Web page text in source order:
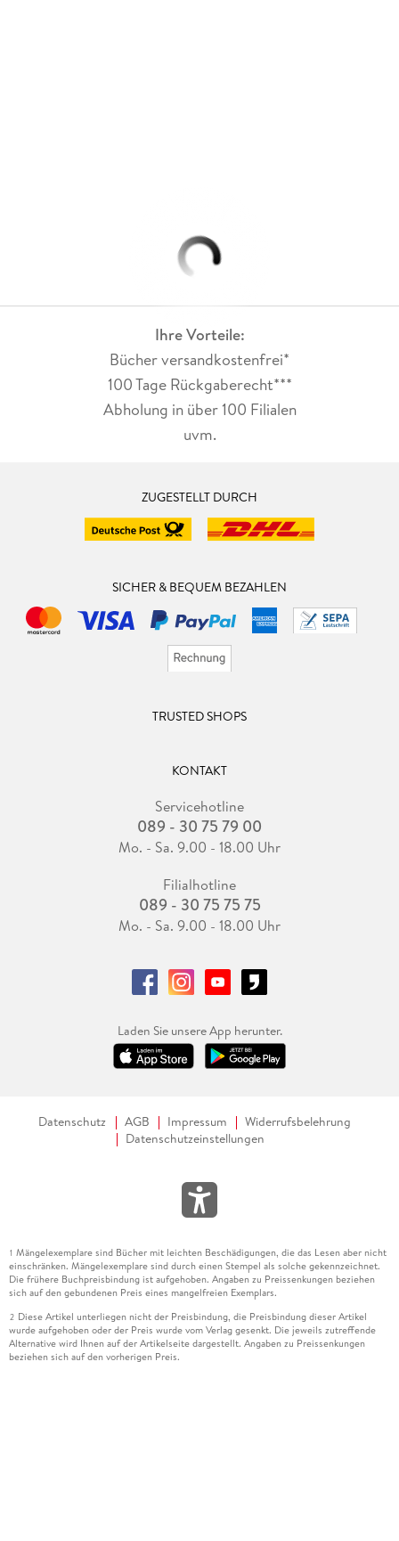
Ihre Vorteile:
Bücher versandkostenfrei*
100 Tage Rückgaberecht***
Abholung in über 100 Filialen
uvm.
ZUGESTELLT DURCH
SICHER & BEQUEM BEZAHLEN
TRUSTED SHOPS
KONTAKT
Servicehotline
089 - 30 75 79 00
Mo. - Sa. 9.00 - 18.00 Uhr
Filialhotline
089 - 30 75 75 75
Mo. - Sa. 9.00 - 18.00 Uhr
Laden Sie unsere App herunter.
Datenschutz AGB Impressum
Widerrufsbelehrung
Datenschutzeinstellungen
1 Mängelexemplare sind Bücher mit leichten Beschädigungen, die das Lesen aber nicht
einschränken. Mängelexemplare sind durch einen Stempel als solche gekennzeichnet.
Die frühere Buchpreisbindung ist aufgehoben. Angaben zu Preissenkungen beziehen
sich auf den gebundenen Preis eines mangelfreien Exemplars.
2 Diese Artikel unterliegen nicht der Preisbindung, die Preisbindung dieser Artikel
wurde aufgehoben oder der Preis wurde vom Verlag gesenkt. Die jeweils zutreffende
Alternative wird Ihnen auf der Artikelseite dargestellt. Angaben zu Preissenkungen
beziehen sich auf den vorherigen Preis.